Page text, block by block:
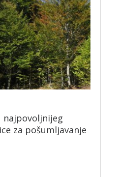
najpovoljnijeg
za pošumljavanje